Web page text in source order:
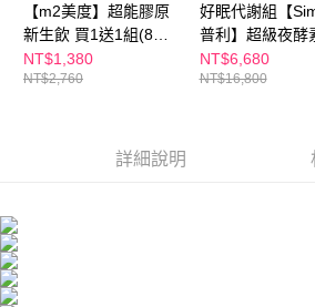
【m2美度】超能膠原
新生飲 買1送1組(8入/
盒.孫藝珍代言-膠原蛋
白)
NT$1,380
NT$2,760
好眠代謝組【
普利】超級夜酵
100錠/盒x3盒 木
哉 代言(日韓雙
NT$6,680
NT$16,800
詳細說明